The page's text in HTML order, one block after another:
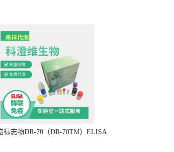
标志物DR-70（DR-70TM）ELISA